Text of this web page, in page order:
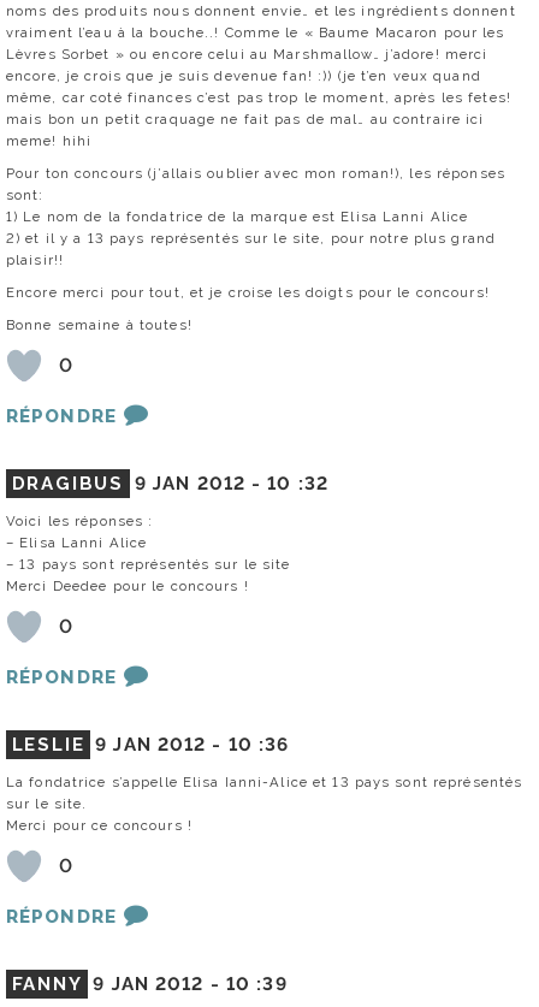
noms des produits nous donnent envie… et les ingrédients donnent
vraiment l’eau à la bouche..! Comme le « Baume Macaron pour les
Lèvres Sorbet » ou encore celui au Marshmallow… j’adore! merci
encore, je crois que je suis devenue fan! :)) (je t’en veux quand
même, car coté finances c’est pas trop le moment, après les fetes!
mais bon un petit craquage ne fait pas de mal… au contraire ici
meme! hihi
Pour ton concours (j’allais oublier avec mon roman!), les réponses
sont:
1) Le nom de la fondatrice de la marque est Elisa Lanni Alice
2) et il y a 13 pays représentés sur le site, pour notre plus grand
plaisir!!
Encore merci pour tout, et je croise les doigts pour le concours!
Bonne semaine à toutes!
0
RÉPONDRE
DRAGIBUS 9 JAN 2012 -10 :32
Voici les réponses :
– Elisa Lanni Alice
– 13 pays sont représentés sur le site
Merci Deedee pour le concours !
0
RÉPONDRE
LESLIE 9 JAN 2012 - 10 :36
La fondatrice s’appelle Elisa Ianni-Alice et 13 pays sont représentés
sur le site.
Merci pour ce concours !
0
RÉPONDRE
FANNY 9 JAN 2012 - 10 :39